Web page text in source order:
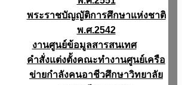
พระราชบัญญัติการศึกษาแห่งชาติ
พ.ศ.2542
งานศูนย์ข้อมูลสารสนเทศ
คำสั่งแต่งตั้งคณะทำงานศูนย์เครือ
ข่ายกำลังคนอาชีวศึกษาวิทยาลัย